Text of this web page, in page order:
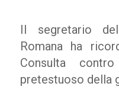
Il segretario
Romana ha
Consulta
pretestuoso della